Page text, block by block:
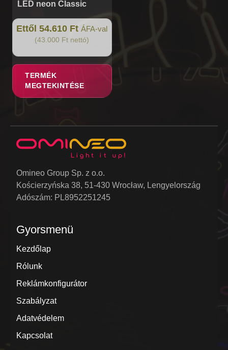
LED neon Classic
Ettől 54.610 Ft ÁFA-val
(43.000 Ft nettó)
TERMÉK
MEGTEKINTÉSE
Omineo Group Sp. z o.o.
Kościerzyńska 38, 51-430 Wrocław, Lengyelország
Adószám: PL8952251245
Gyorsmenü
Kezdőlap
Rólunk
Reklámkonfigurátor
Szabályzat
Adatvédelem
Kapcsolat